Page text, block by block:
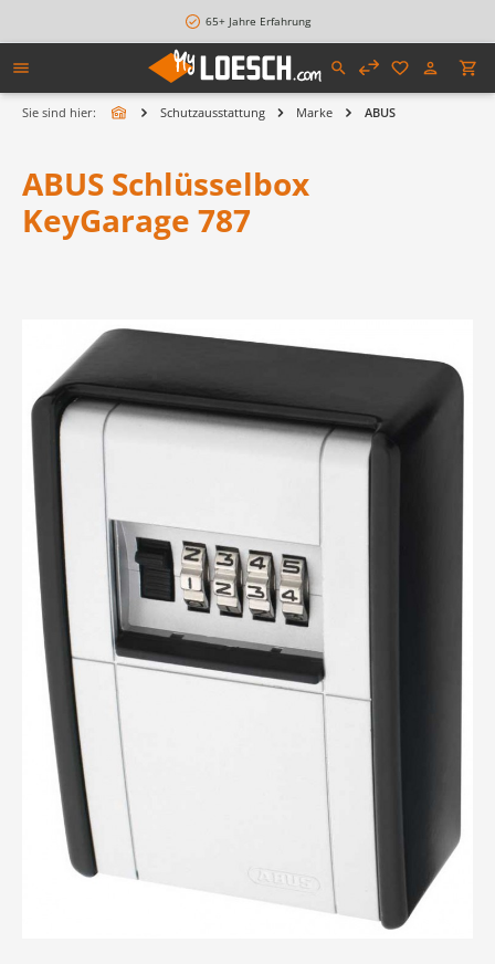
65+ Jahre Erfahrung
Sie sind hier: Schutzausstattung Marke ABUS
ABUS Schlüsselbox
KeyGarage 787
Bildergalerie überspringen